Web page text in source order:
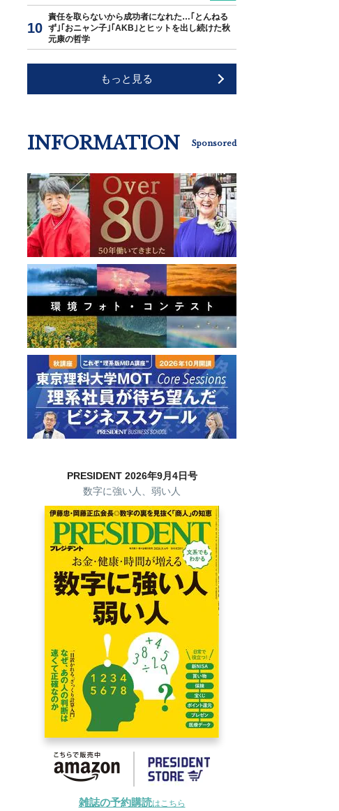
責任を取らないから成功者になれた…｢とんねる
ず｣｢おニャン子｣｢AKB｣とヒットを出し続けた秋
元康の哲学
もっと見る
INFORMATION Sponsored
PRESIDENT 2026年9月4日号
数字に強い人、弱い人
雑誌の予約購読はこちら